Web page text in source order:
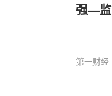
强—监
第一财经